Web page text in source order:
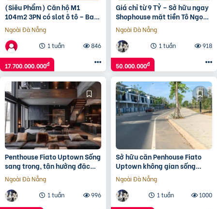
(Siêu Phẩm) Căn hộ M1
104m2 3PN có slot ô tô – Ban
công Đông Nam – 17,7 tỷ bao
phí – Tin Thật 100%.
Ngoài Đà Nẵng
1 tuần
846
17.700.000.000đ
Giá chỉ từ 9 TỶ – Sở hữu ngay
Shophouse mặt tiền Tô Ngọc
Vân, ngay vành đai 2
Ngoài Đà Nẵng
1 tuần
918
50.000.000đ
Penthouse Fiato Uptown Sống
sang trọng, tận hưởng đặc
quyền chỉ từ 49 triệu/m²
Ngoài Đà Nẵng
1 tuần
996
Sở hữu căn Penhouse Fiato
Uptown không gian sống
đẳng cấp quốc tế, giá chỉ từ
7.5 tỷ!
Ngoài Đà Nẵng
1 tuần
1000